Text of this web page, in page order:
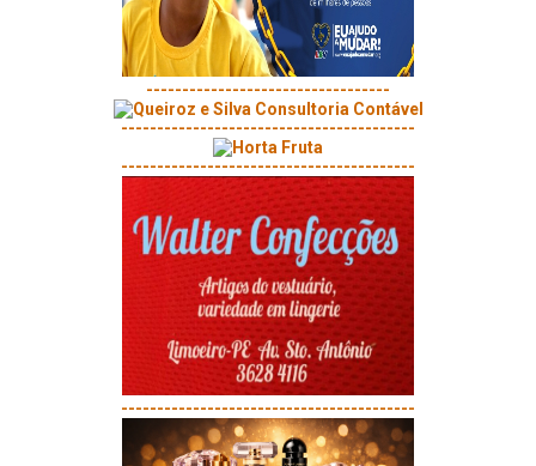
----------------------------------
-----------------------------------------
-----------------------------------------
-----------------------------------------